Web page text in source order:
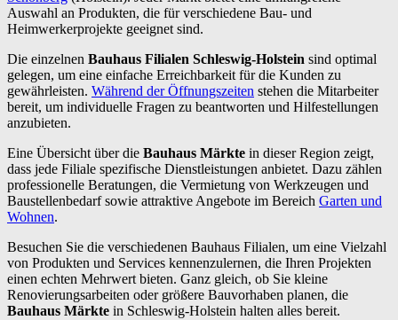
Auswahl an Produkten, die für verschiedene Bau- und
Heimwerkerprojekte geeignet sind.
Die einzelnen Bauhaus Filialen Schleswig-Holstein sind optimal
gelegen, um eine einfache Erreichbarkeit für die Kunden zu
gewährleisten. Während der Öffnungszeiten stehen die Mitarbeiter
bereit, um individuelle Fragen zu beantworten und Hilfestellungen
anzubieten.
Eine Übersicht über die Bauhaus Märkte in dieser Region zeigt,
dass jede Filiale spezifische Dienstleistungen anbietet. Dazu zählen
professionelle Beratungen, die Vermietung von Werkzeugen und
Baustellenbedarf sowie attraktive Angebote im Bereich Garten und
Wohnen.
Besuchen Sie die verschiedenen Bauhaus Filialen, um eine Vielzahl
von Produkten und Services kennenzulernen, die Ihren Projekten
einen echten Mehrwert bieten. Ganz gleich, ob Sie kleine
Renovierungsarbeiten oder größere Bauvorhaben planen, die
Bauhaus Märkte in Schleswig-Holstein halten alles bereit.